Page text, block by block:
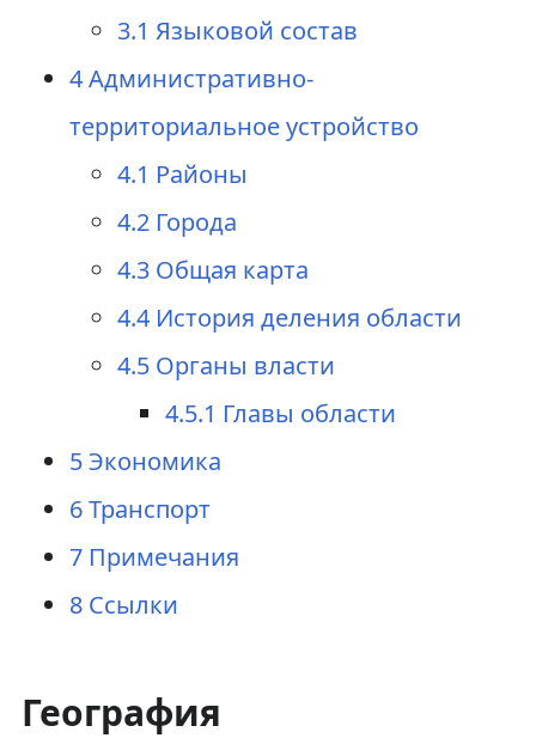
3.1 Языковой состав
4Административно-
территориальное устройство
4.1 Районы
4.2 Города
4.3 Общая карта
4.4 История деления области
4.5 Органы власти
4.5.1 Главы области
5Экономика
6Транспорт
7 Примечания
8 Ссылки
География